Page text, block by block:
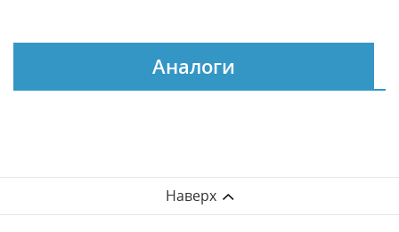
Аналоги
Наверх